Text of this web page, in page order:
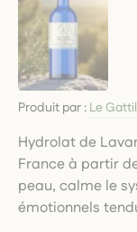
Produit par : Le
Hydrolat de
France à partir
peau, calme le
émotionnels